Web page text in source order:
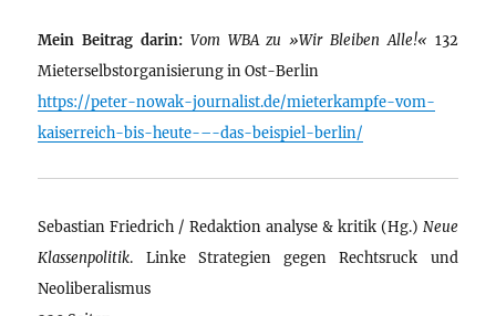
Mein Beitrag darin: Vom WBA zu »Wir Bleiben Alle!« 132
Mieterselbstorganisierung in Ost-Berlin
https://peter-nowak-journalist.de/mieterkampfe-vom-
kaiserreich-bis-heute-–-das-beispiel-berlin/
Sebastian Friedrich / Redaktion analyse & kritik (Hg.) Neue
Klassenpolitik. Linke Strategien gegen Rechtsruck und
Neoliberalismus